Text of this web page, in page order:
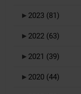
► 2023 (81)
► 2022 (63)
► 2021 (39)
► 2020 (44)